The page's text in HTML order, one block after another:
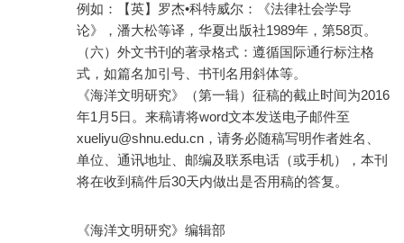
例如：【英】罗杰•科特威尔：《法律社会学导
论》，潘大松等译，华夏出版社1989年，第58页。
（六）外文书刊的著录格式：遵循国际通行标注格
式，如篇名加引号、书刊名用斜体等。
《海洋文明研究》（第一辑）征稿的截止时间为2016
年1月5日。来稿请将word文本发送电子邮件至
xueliyu@shnu.edu.cn，请务必随稿写明作者姓名、
单位、通讯地址、邮编及联系电话（或手机），本刊
将在收到稿件后30天内做出是否用稿的答复。
《海洋文明研究》编辑部